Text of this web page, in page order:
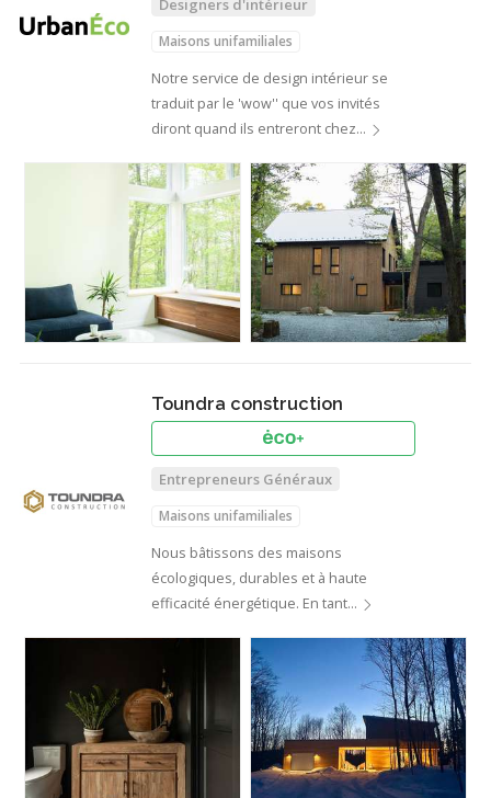
Designers d'intérieur
Maisons unifamiliales
Notre service de design intérieur se
traduit par le 'wow'' que vos invités
diront quand ils entreront chez…
Toundra construction
Entrepreneurs Généraux
Maisons unifamiliales
Nous bâtissons des maisons
écologiques, durables et à haute
efficacité énergétique. En tant…